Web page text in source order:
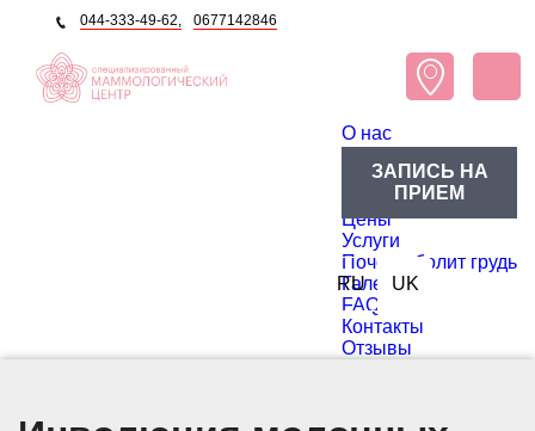
044-333-49-62, 0677142846
O нас
Блог
Доктора
Цены
Услуги
Почему болит грудь
Галерея
FAQ
Контакты
Отзывы
RU UK
ЗАПИСЬ НА
ПРИЕМ